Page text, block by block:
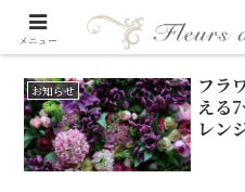
お知らせ
フラ
える
レン
メニュー